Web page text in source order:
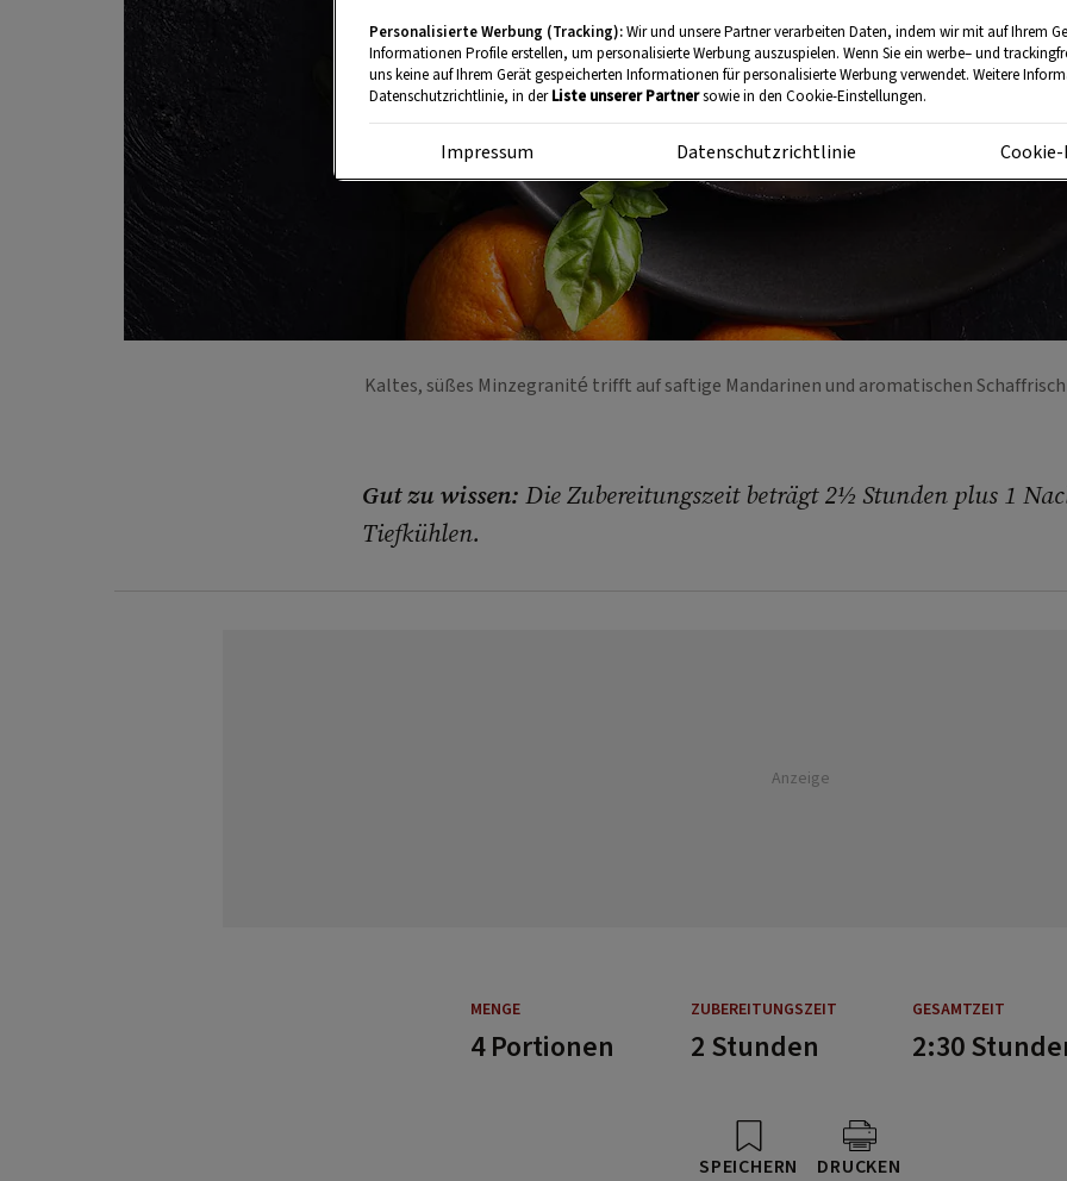
Kaltes, süßes Minzegranité trifft auf saftige Mandarinen und aromatischen
Gut zu wissen: Die Zubereitungszeit beträgt 2½ Stunden plus 1
Tiefkühlen.
Anzeige
MENGE ZUBEREITUNGSZEIT GESAMTZEIT
4 Portionen 2 Stunden 2:30
SPEICHERN DRUCKEN
Personalisierte Werbung (Tracking):Wir und unsere Partner verarbeiten Daten, indem wir mit auf Ihrem
Informationen Profile erstellen, um personalisierte Werbung auszuspielen. Wenn Sie ein werbe– und
uns keine auf Ihrem Gerät gespeicherten Informationen für personalisierte Werbung verwendet. Weitere
Datenschutzrichtlinie, in derListe unserer Partnersowie in den Cookie-Einstellungen.
Impressum Datenschutzrichtlinie